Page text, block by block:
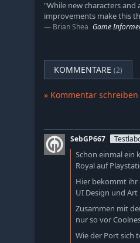
"While new characters
improvements make this
Brian Shea Game
KOMMENTARE (2)
» Kommentar schreiben
SebGP667
Schon einmal ein
Royal auf
Hier bekommt ihr
UI Design und
Zusammen mit
nur so vor
Wie der Port sich